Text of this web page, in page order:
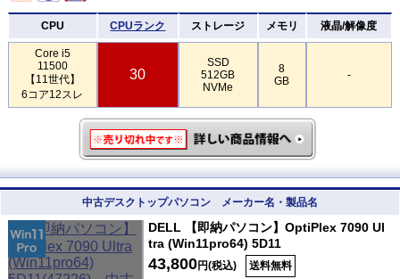
CPU CPUランク ストレージ メモリ 液晶/解像度
Core i5
11500
【11世代】
6コア12スレ
30
SSD
512GB
NVMe
8
GB
-
中古デスクトップパソコン メーカー名・製品名
DELL 【即納パソコン】OptiPlex 7090 Ul
tra (Win11pro64) 5D11
43,800円(税込) 送料無料